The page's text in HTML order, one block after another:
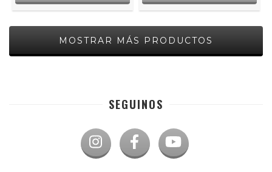
MOSTRAR MÁS PRODUCTOS
SEGUINOS